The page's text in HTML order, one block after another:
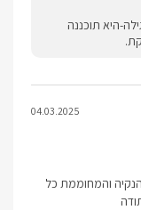
היא תוכננה
04.03.2025
והמחוממת כל